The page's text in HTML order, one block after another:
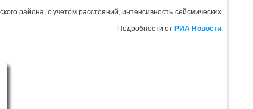
района, с учетом расстояний, интенсивность сейсмических
Подробности от РИА Новости